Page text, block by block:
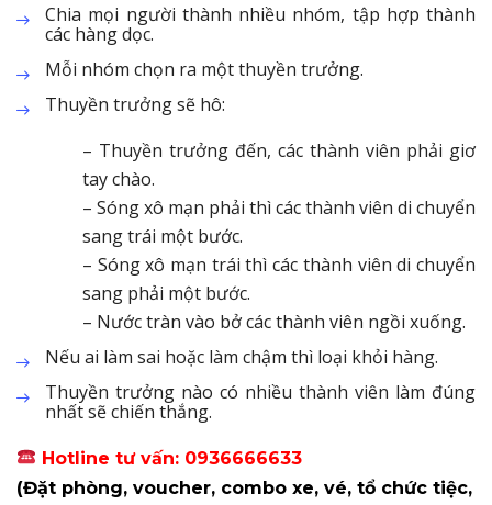
Chia mọi người thành nhiều nhóm, tập hợp thành
các hàng dọc.
Mỗi nhóm chọn ra một thuyền trưởng.
Thuyền trưởng sẽ hô:
– Thuyền trưởng đến, các thành viên phải giơ
tay chào.
– Sóng xô mạn phải thì các thành viên di chuyển
sang trái một bước.
– Sóng xô mạn trái thì các thành viên di chuyển
sang phải một bước.
– Nước tràn vào bở các thành viên ngồi xuống.
Nếu ai làm sai hoặc làm chậm thì loại khỏi hàng.
Thuyền trưởng nào có nhiều thành viên làm đúng
nhất sẽ chiến thắng.
Hotline tư vấn: 0936666633
(Đặt phòng, voucher, combo xe, vé, tổ chức tiệc,